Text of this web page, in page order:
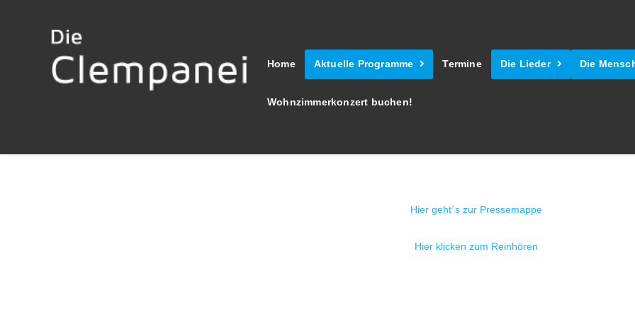
Home Aktuelle Programme Termine Die Lieder Die
Wohnzimmerkonzert buchen!
Hier geht´s zur Pressemappe
Hier klicken zum Reinhören